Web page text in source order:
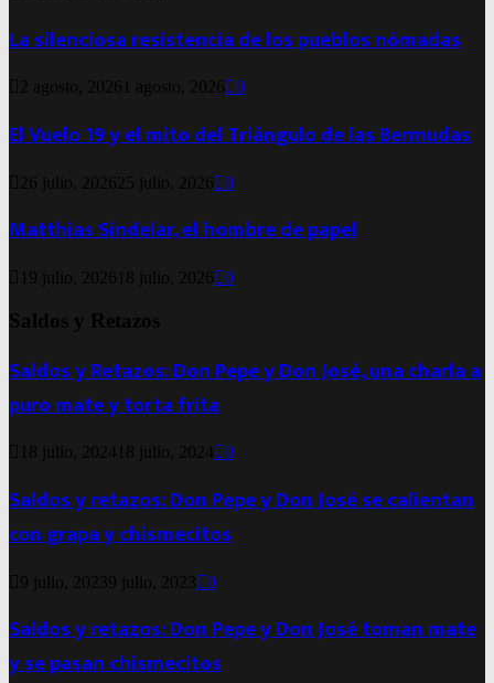
La silenciosa resistencia de los pueblos nómadas
2 agosto, 2026 1 agosto, 2026 0
El Vuelo 19 y el mito del Triángulo de las Bermudas
26 julio, 2026 25 julio, 2026 0
Matthias Sindelar, el hombre de papel
19 julio, 2026 18 julio, 2026 0
Saldos y Retazos
Saldos y Retazos: Don Pepe y Don José, una charla a
puro mate y torta frita
18 julio, 2024 18 julio, 2024 0
Saldos y retazos: Don Pepe y Don José se calientan
con grapa y chismecitos
9 julio, 20239 julio, 2023 0
Saldos y retazos: Don Pepe y Don José toman mate
y se pasan chismecitos